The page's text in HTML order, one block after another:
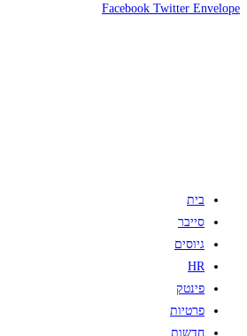
Facebook Twitter Envelope
בית
סייבר
גיוסים
HR
פינטק
פרטיות
חדשות